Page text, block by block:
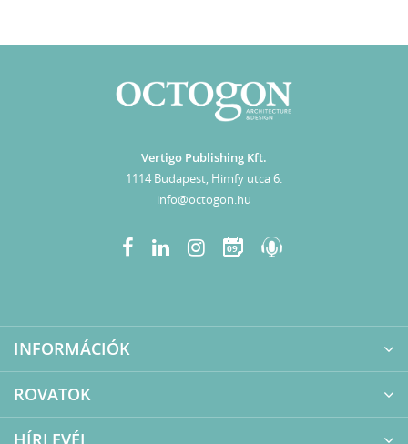
Vertigo Publishing Kft.
1114 Budapest, Himfy utca 6.
info@octogon.hu
09
INFORMÁCIÓK
ROVATOK